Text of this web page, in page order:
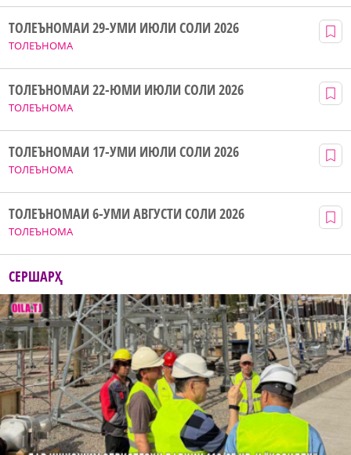
ТОЛЕЪНОМА
ТОЛЕЪНОМАИ 29-УМИ ИЮЛИ СОЛИ 2026
ТОЛЕЪНОМА
ТОЛЕЪНОМАИ 22-ЮМИ ИЮЛИ СОЛИ 2026
ТОЛЕЪНОМА
ТОЛЕЪНОМАИ 17-УМИ ИЮЛИ СОЛИ 2026
ТОЛЕЪНОМА
ТОЛЕЪНОМАИ 6-УМИ АВГУСТИ СОЛИ 2026
СЕРШАРҲ